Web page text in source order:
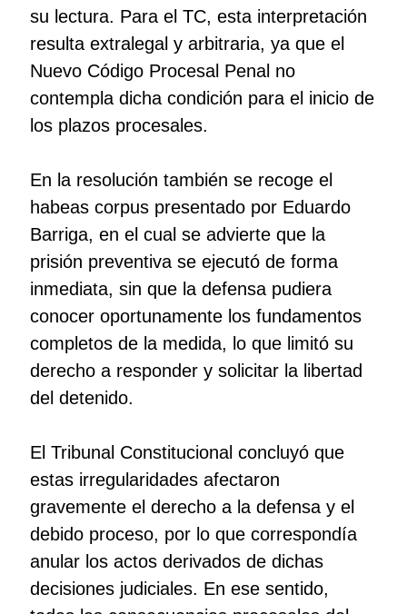
su lectura. Para el TC, esta interpretación
resulta extralegal y arbitraria, ya que el
Nuevo Código Procesal Penal no
contempla dicha condición para el inicio de
los plazos procesales.
En la resolución también se recoge el
habeas corpus presentado por Eduardo
Barriga, en el cual se advierte que la
prisión preventiva se ejecutó de forma
inmediata, sin que la defensa pudiera
conocer oportunamente los fundamentos
completos de la medida, lo que limitó su
derecho a responder y solicitar la libertad
del detenido.
El Tribunal Constitucional concluyó que
estas irregularidades afectaron
gravemente el derecho a la defensa y el
debido proceso, por lo que correspondía
anular los actos derivados de dichas
decisiones judiciales. En ese sentido,